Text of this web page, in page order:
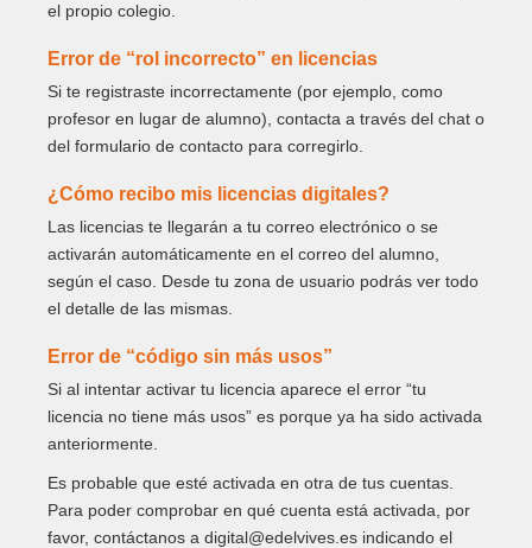
el propio colegio.
Error de “rol incorrecto” en licencias
Si te registraste incorrectamente (por ejemplo, como
profesor en lugar de alumno), contacta a través del chat o
del formulario de contacto para corregirlo.
¿Cómo recibo mis licencias digitales?
Las licencias te llegarán a tu correo electrónico o se
activarán automáticamente en el correo del alumno,
según el caso. Desde tu zona de usuario podrás ver todo
el detalle de las mismas.
Error de “código sin más usos”
Si al intentar activar tu licencia aparece el error “tu
licencia no tiene más usos” es porque ya ha sido activada
anteriormente.
Es probable que esté activada en otra de tus cuentas.
Para poder comprobar en qué cuenta está activada, por
favor, contáctanos a digital@edelvives.es indicando el